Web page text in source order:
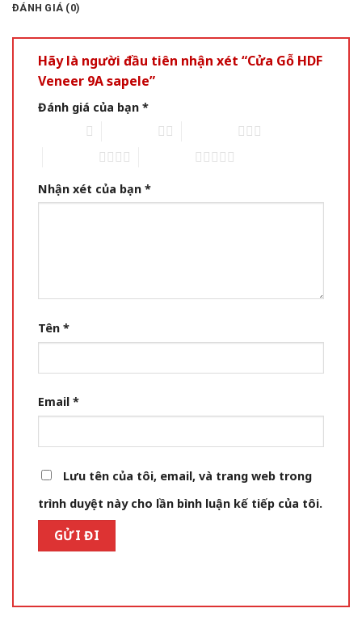
ĐÁNH GIÁ (0)
Hãy là người đầu tiên nhận xét “Cửa Gỗ HDF
Veneer 9A sapele”
Đánh giá của bạn *
Nhận xét của bạn *
Tên *
Email *
Lưu tên của tôi, email, và trang web trong
trình duyệt này cho lần bình luận kế tiếp của tôi.